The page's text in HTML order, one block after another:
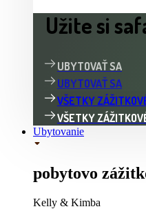
Užite si
UBYTOVAŤ SA
UBYTOVAŤ SA
VŠETKY
VŠETKY
Ubytovanie
pobytovo
Kelly & Kimba